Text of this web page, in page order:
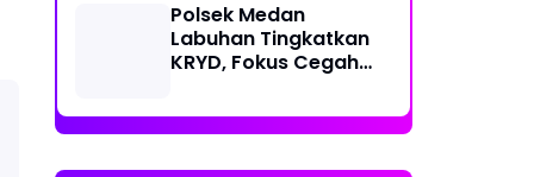
Warga
Polsek Medan
Labuhan Tingkatkan
KRYD, Fokus Cegah
dan Balap Liar